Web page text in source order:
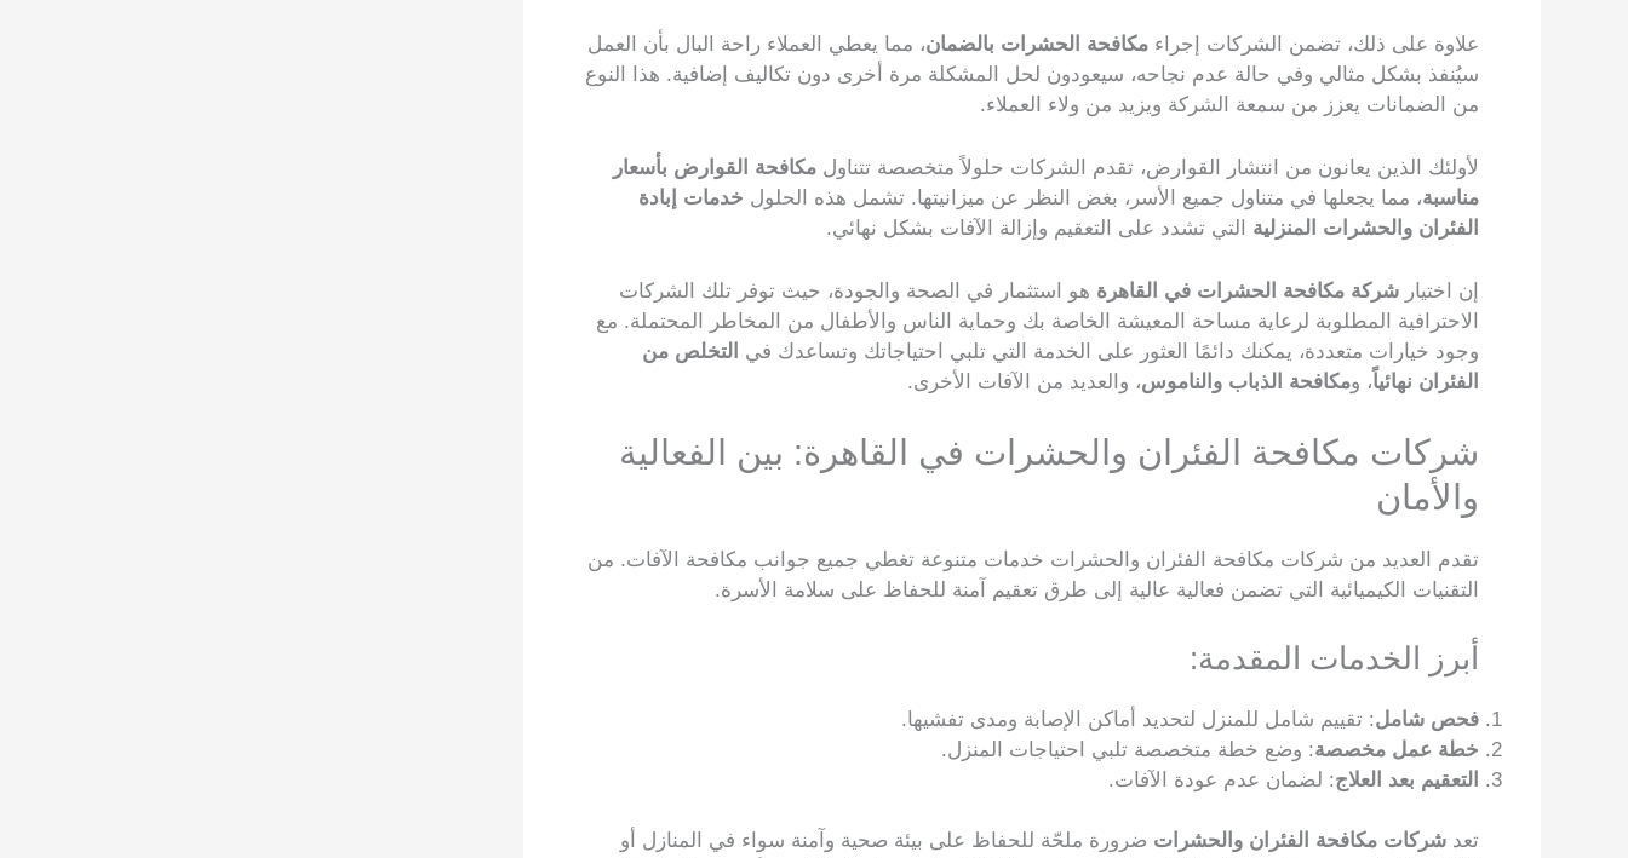
علاوة على ذلك، تضمن الشركات إجراء مكافحة الحشرات بالضمان، مما يعطي العملاء راحة البال بأن العمل
سيُنفذ بشكل مثالي وفي حالة عدم نجاحه، سيعودون لحل المشكلة مرة أخرى دون تكاليف إضافية. هذا النوع
من الضمانات يعزز من سمعة الشركة ويزيد من ولاء العملاء.
لأولئك الذين يعانون من انتشار القوارض، تقدم الشركات حلولاً متخصصة تتناول مكافحة القوارض بأسعار
مناسبة، مما يجعلها في متناول جميع الأسر، بغض النظر عن ميزانيتها. تشمل هذه الحلول خدمات إبادة
الفئران والحشرات المنزلية التي تشدد على التعقيم وإزالة الآفات بشكل نهائي.
إن اختيار شركة مكافحة الحشرات في القاهرة هو استثمار في الصحة والجودة، حيث توفر تلك الشركات
الاحترافية المطلوبة لرعاية مساحة المعيشة الخاصة بك وحماية الناس والأطفال من المخاطر المحتملة. مع
وجود خيارات متعددة، يمكنك دائمًا العثور على الخدمة التي تلبي احتياجاتك وتساعدك في التخلص من
الفئران نهائياً، ومكافحة الذباب والناموس، والعديد من الآفات الأخرى.
شركات مكافحة الفئران والحشرات في القاهرة: بين الفعالية
والأمان
تقدم العديد من شركات مكافحة الفئران والحشرات خدمات متنوعة تغطي جميع جوانب مكافحة الآفات. من
التقنيات الكيميائية التي تضمن فعالية عالية إلى طرق تعقيم آمنة للحفاظ على سلامة الأسرة.
أبرز الخدمات المقدمة:
فحص شامل: تقييم شامل للمنزل لتحديد أماكن الإصابة ومدى تفشيها.
خطة عمل مخصصة: وضع خطة متخصصة تلبي احتياجات المنزل.
التعقيم بعد العلاج: لضمان عدم عودة الآفات.
تعد شركات مكافحة الفئران والحشرات ضرورة ملحّة للحفاظ على بيئة صحية وآمنة سواء في المنازل أو